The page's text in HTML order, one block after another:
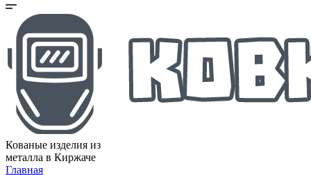
Кованые изделия из
металла в Киржаче
Главная